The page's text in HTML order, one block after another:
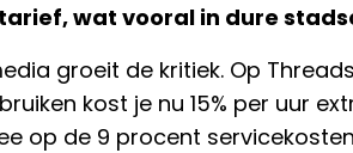
wat vooral in dure
groeit de kritiek. Op
kost je nu 15% per uur
op de 9 procent